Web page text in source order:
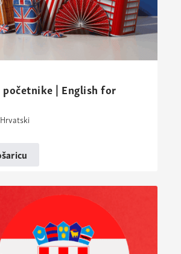
početnike | English for